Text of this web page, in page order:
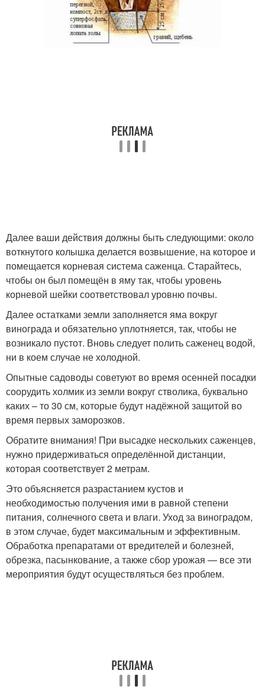
Далее ваши действия должны быть следующими: около
воткнутого колышка делается возвышение, на которое и
помещается корневая система саженца. Старайтесь,
чтобы он был помещён в яму так, чтобы уровень
корневой шейки соответствовал уровню почвы.
Далее остатками земли заполняется яма вокруг
винограда и обязательно уплотняется, так, чтобы не
возникало пустот. Вновь следует полить саженец водой,
ни в коем случае не холодной.
Опытные садоводы советуют во время осенней посадки
соорудить холмик из земли вокруг стволика, буквально
каких – то 30 см, которые будут надёжной защитой во
время первых заморозков.
Обратите внимания! При высадке нескольких саженцев,
нужно придерживаться определённой дистанции,
которая соответствует 2 метрам.
Это объясняется разрастанием кустов и
необходимостью получения ими в равной степени
питания, солнечного света и влаги. Уход за виноградом,
в этом случае, будет максимальным и эффективным.
Обработка препаратами от вредителей и болезней,
обрезка, пасынкование, а также сбор урожая — все эти
мероприятия будут осуществляться без проблем.